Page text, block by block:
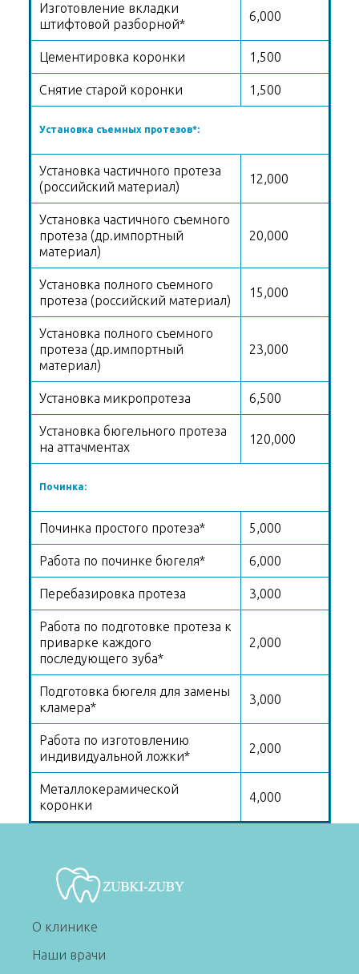
Изготовление вкладки
штифтовой разборной*
6,000
Цементировка коронки 1,500
Снятие старой коронки 1,500
Установка съемных протезов*:
Установка частичного протеза
(российский материал)
12,000
Установка частичного съемного
протеза (др.импортный
материал)
20,000
Установка полного съемного
протеза (российский материал)
15,000
Установка полного съемного
протеза (др.импортный
материал)
23,000
Установка микропротеза 6,500
Установка бюгельного протеза
на аттачментах
120,000
Починка:
Починка простого протеза* 5,000
Работа по починке бюгеля* 6,000
Перебазировка протеза 3,000
Работа по подготовке протеза к
приварке каждого
последующего зуба*
2,000
Подготовка бюгеля для замены
кламера*
3,000
Работа по изготовлению
индивидуальной ложки*
2,000
Металлокерамической
коронки
4,000
О клинике
Наши врачи